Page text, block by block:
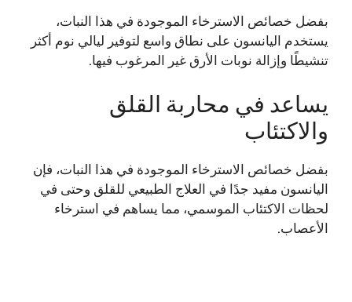
بفضل خصائص الاسترخاء الموجودة في هذا النبات،
يستخدم اليانسون على نطاق واسع لتوفير ليالي نوم أكثر
تنشيطًا وإزالة نوبات الأرق غير المرغوب فيها.
يساعد في محاربة القلق
والاكتئاب
بفضل خصائص الاسترخاء الموجودة في هذا النبات، فإن
اليانسون مفيد جدًا في العلاج الطبيعي للقلق وحتى في
لحظات الاكتئاب الموسمي، مما يساهم في استرخاء
الأعصاب.